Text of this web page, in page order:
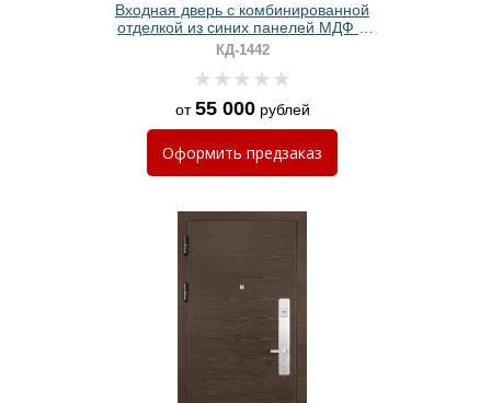
Входная дверь с комбинированной
отделкой из синих панелей МДФ +
вставка ПВХ
КД-1442
от55 000рублей
Оформить предзаказ